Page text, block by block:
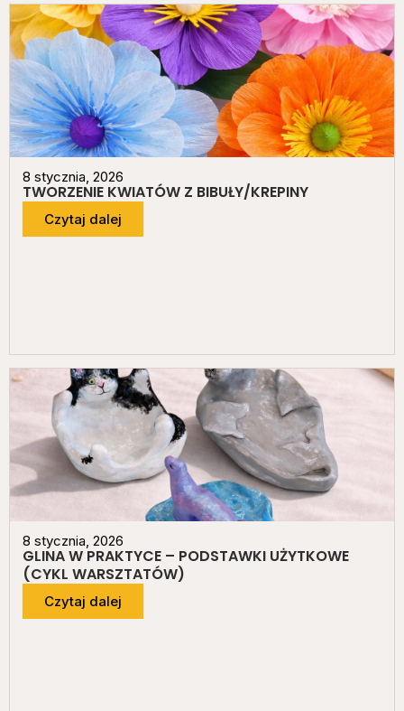
8 stycznia, 2026
TWORZENIE KWIATÓW Z BIBUŁY/KREPINY
Czytaj dalej
8 stycznia, 2026
GLINA W PRAKTYCE – PODSTAWKI UŻYTKOWE
(CYKL WARSZTATÓW)
Czytaj dalej